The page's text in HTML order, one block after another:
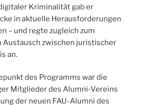
Kriminalität gab er
in aktuelle Herausforderungen
– und regte zugleich zum
Austausch zwischen juristischer
an.
des Programms war die
Mitglieder des Alumni-Vereins
der neuen FAU-Alumni des